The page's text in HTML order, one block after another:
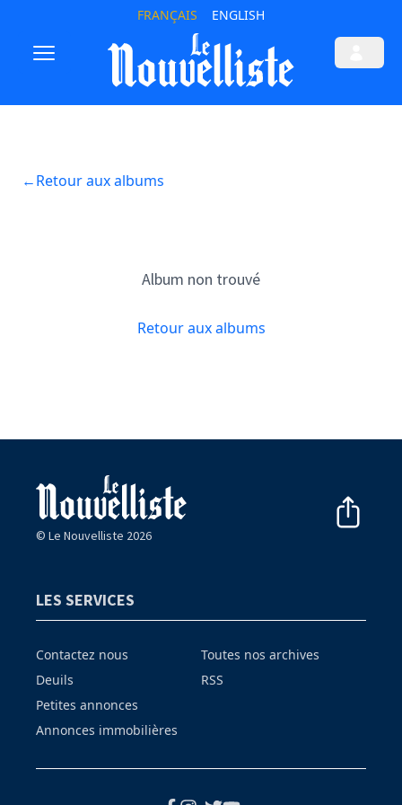
FRANÇAIS ENGLISH
←Retour aux albums
Album non trouvé
Retour aux albums
© Le Nouvelliste 2026
LES SERVICES
Contactez nous
Deuils
Petites annonces
Annonces immobilières
Toutes nos archives
RSS